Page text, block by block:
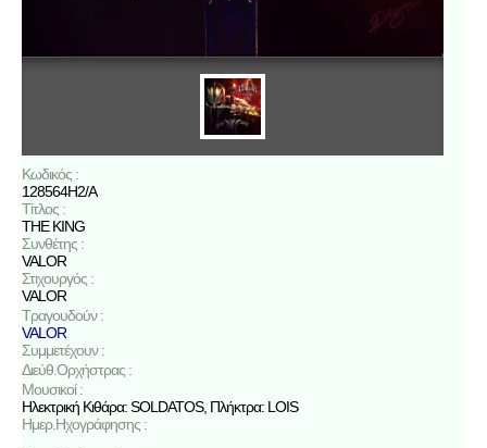
Κωδικός :
128564H2/A
Τίτλος :
THE KING
Συνθέτης :
VALOR
Στιχουργός :
VALOR
Τραγουδούν :
VALOR
Συμμετέχουν :
Διεύθ.Ορχήστρας :
Μουσικοί :
Ηλεκτρική Κιθάρα: SOLDATOS, Πλήκτρα: LOIS
Ημερ.Ηχογράφησης :